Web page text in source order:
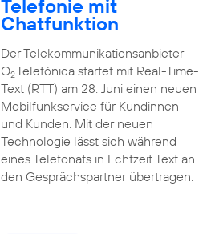
Telefonie mit
Chatfunktion
Der Telekommunikationsanbieter
O2Telefónica startet mit Real-Time-
Text (RTT) am 28. Juni einen neuen
Mobilfunkservice für Kundinnen
und Kunden. Mit der neuen
Technologie lässt sich während
eines Telefonats in Echtzeit Text an
den Gesprächspartner übertragen.